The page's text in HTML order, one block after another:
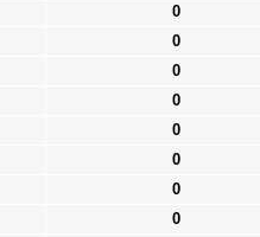
0
0
0
0
0
0
0
0